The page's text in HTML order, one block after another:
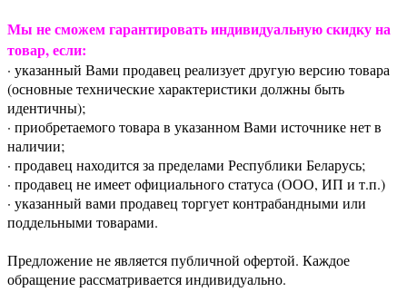
Мы не сможем гарантировать индивидуальную скидку на
товар, если:
· указанный Вами продавец реализует другую версию товара
(основные технические характеристики должны быть
идентичны);
· приобретаемого товара в указанном Вами источнике нет в
наличии;
· продавец находится за пределами Республики Беларусь;
· продавец не имеет официального статуса (ООО, ИП и т.п.)
· указанный вами продавец торгует контрабандными или
поддельными товарами.
Предложение не является публичной офертой. Каждое
обращение рассматривается индивидуально.